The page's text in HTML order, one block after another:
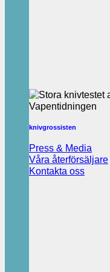
knivgrossisten
Press & Media
Våra återförsäljare
Kontakta oss